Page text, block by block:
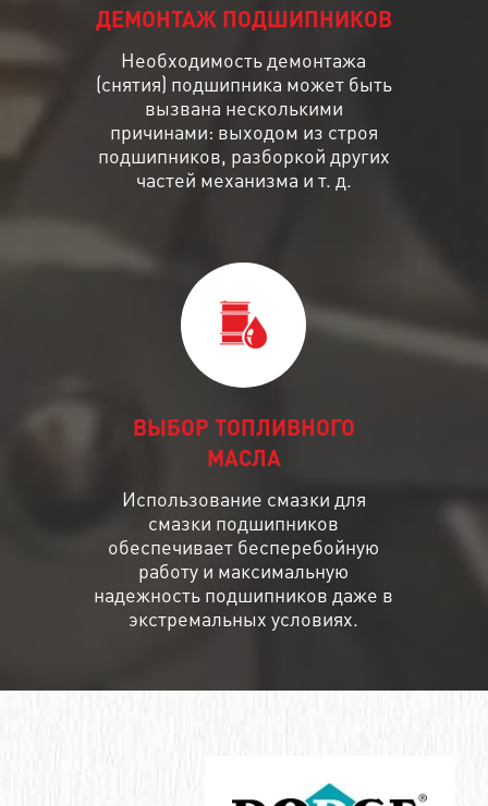
ДЕМОНТАЖ ПОДШИПНИКОВ
Необходимость демонтажа
(снятия) подшипника может быть
вызвана несколькими
причинами: выходом из строя
подшипников, разборкой других
частей механизма и т. д.
ВЫБОР ТОПЛИВНОГО
МАСЛА
Использование смазки для
смазки подшипников
обеспечивает бесперебойную
работу и максимальную
надежность подшипников даже в
экстремальных условиях.